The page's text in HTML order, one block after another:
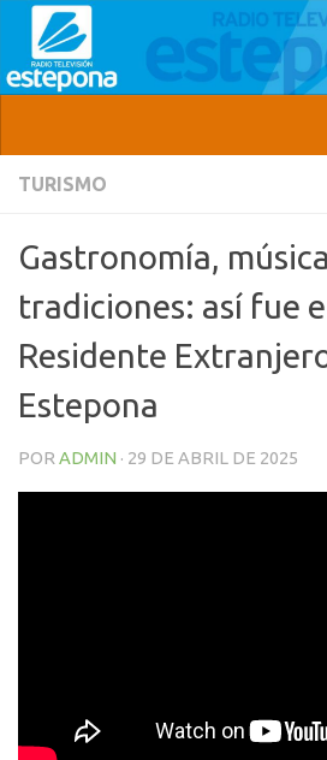
TURISMO
Gastronomía,
tradiciones: así fue
Residente
Estepona
POR ADMIN · 29 DE ABRIL DE 2025